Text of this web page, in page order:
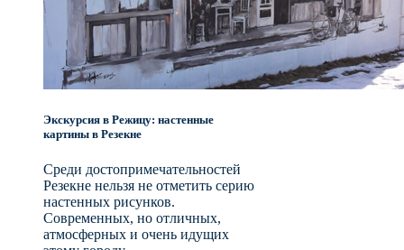
Экскурсия в Режицу: настенные
картины в Резекне
Среди достопримечательностей
Резекне нельзя не отметить серию
настенных рисунков.
Современных, но отличных,
атмосферных и очень идущих